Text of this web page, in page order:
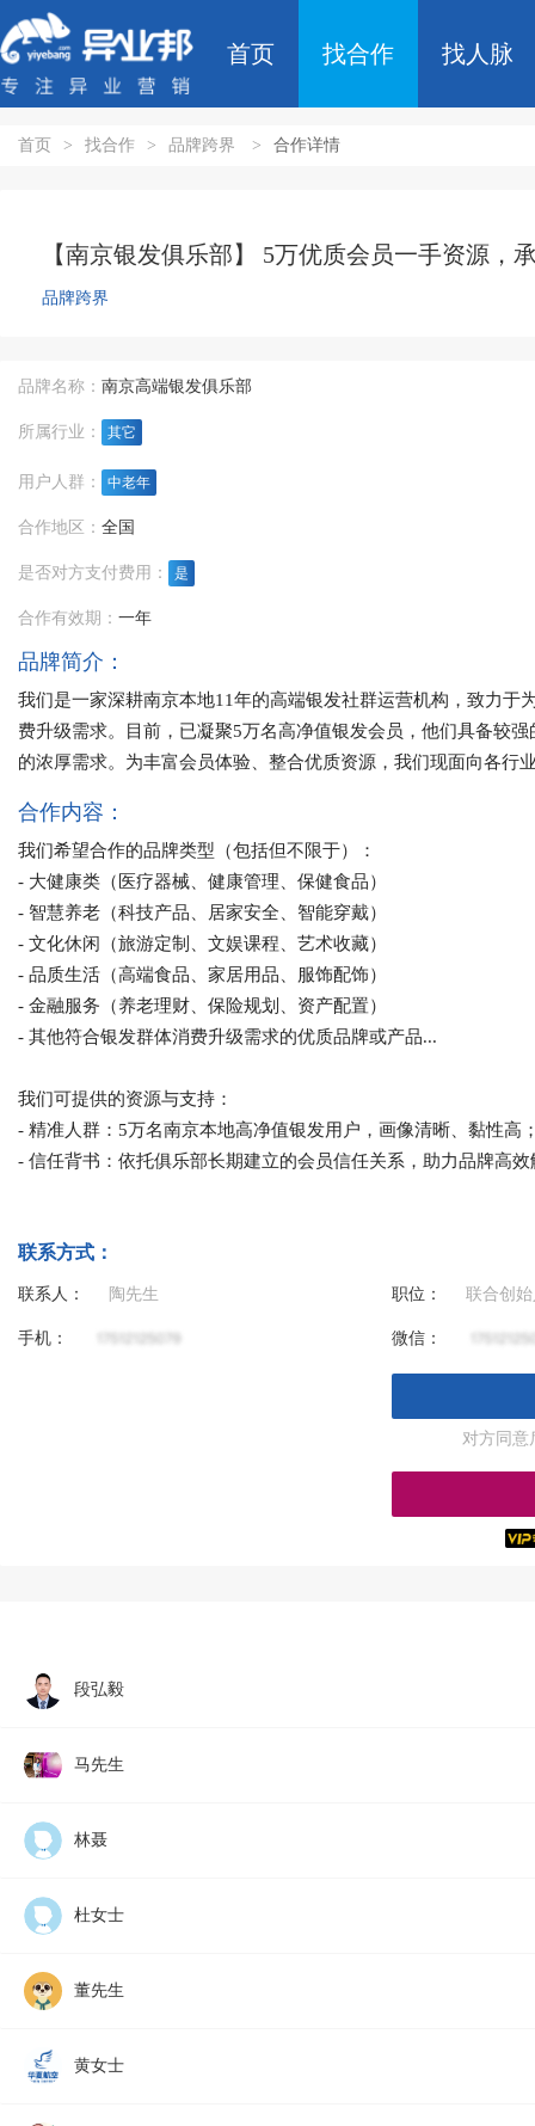
首页 找合作 找人脉
首页 > 找合作 > 品牌跨界 > 合作详情
【南京银发俱乐部】 5万优质会员一手资源，
品牌跨界
品牌名称： 南京高端银发俱乐部
所属行业： 其它
用户人群： 中老年
合作地区： 全国
是否对方支付费用： 是
合作有效期： 一年
品牌简介：
我们是一家深耕南京本地11年的高端银发社群运营机构，致力
费升级需求。目前，已凝聚5万名高净值银发会员，他们具备较
的浓厚需求。为丰富会员体验、整合优质资源，我们现面向各
合作内容：
我们希望合作的品牌类型（包括但不限于）：
- 大健康类（医疗器械、健康管理、保健食品）
- 智慧养老（科技产品、居家安全、智能穿戴）
- 文化休闲（旅游定制、文娱课程、艺术收藏）
- 品质生活（高端食品、家居用品、服饰配饰）
- 金融服务（养老理财、保险规划、资产配置）
- 其他符合银发群体消费升级需求的优质品牌或产品...
我们可提供的资源与支持：
- 精准人群：5万名南京本地高净值银发用户，画像清晰、黏性高
- 信任背书：依托俱乐部长期建立的会员信任关系，助力品牌高效
联系方式：
联系人： 陶先生 职位： 联合创
手机： 微信：
对方同意
段弘毅
马先生
林聂
杜女士
董先生
黄女士